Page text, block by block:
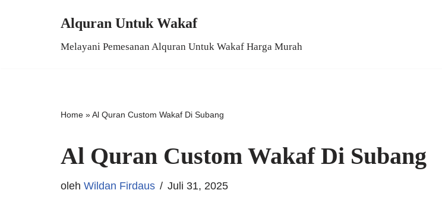
Alquran Untuk Wakaf
Melayani Pemesanan Alquran Untuk Wakaf Harga Murah
Home »Al Quran Custom Wakaf Di Subang
Al Quran Custom Wakaf Di Subang
oleh Wildan Firdaus Juli 31, 2025